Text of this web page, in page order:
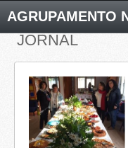
AGRUPAMENTO
JORNAL